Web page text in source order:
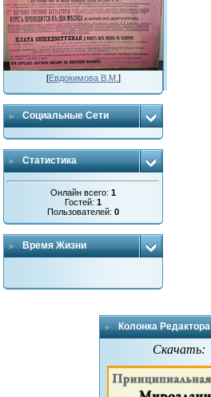
[Евдокимова В.М. ]
Социальные Сети
Статистика
Онлайн всего:1
Гостей:1
Пользователей:0
Время Жизни
Колонка Редактора
Скачать: